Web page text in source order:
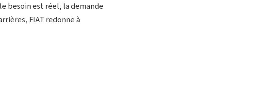
besoin est réel, la demande
FIAT redonne à